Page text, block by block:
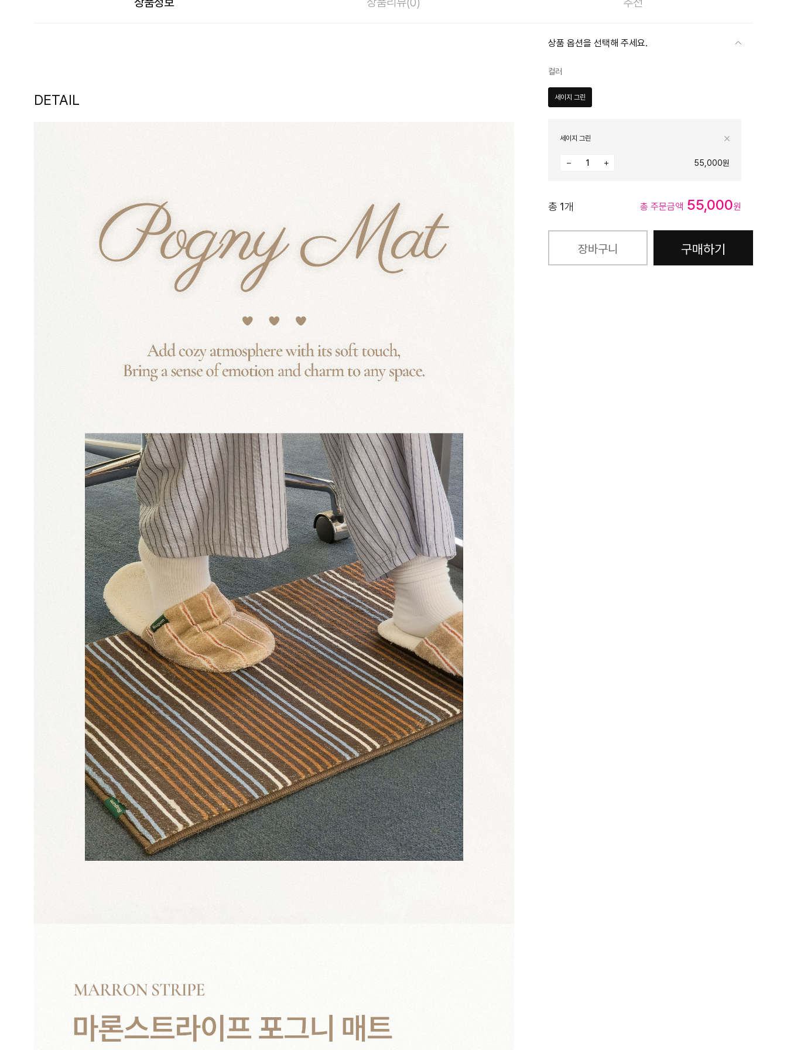
DETAIL
상품 옵션을 선택해 주세요.
컬러
세이지 그린
세이지 그린
55,000원
총 1개 총 주문금액 55,000원
장바구니 구매하기